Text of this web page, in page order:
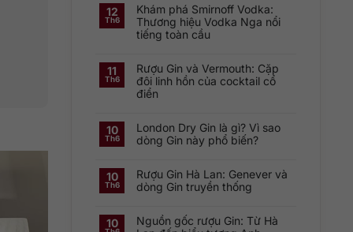
12
Th6
Khám phá Smirnoff Vodka:
Thương hiệu Vodka Nga nổi
tiếng toàn cầu
bình
luận
ở
Khám
phá
Thương
hiệu
Vodka
tiếng
toàn
cầu
11
Th6
Rượu Gin và Vermouth: Cặp
đôi linh hồn của cocktail cổ
điển
bình
luận
ở
Vermouth:
Cặp
của
cocktail
10
Th6
London Dry Gin là gì? Vì sao
dòng Gin này phổ biến?
bình
luận
ở
là
10
Th6
Rượu Gin Hà Lan: Genever và
dòng Gin truyền thống
bình
luận
10
Nguồn gốc rượu Gin: Từ Hà